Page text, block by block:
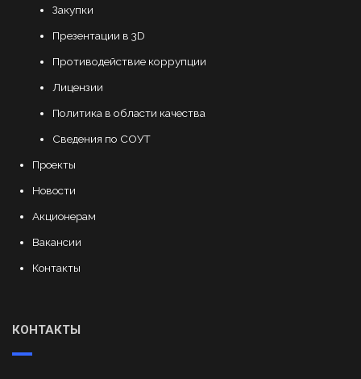
Закупки
Презентации в 3D
Противодействие коррупции
Лицензии
Политика в области качества
Сведения по СОУТ
Проекты
Новости
Акционерам
Вакансии
Контакты
КОНТАКТЫ